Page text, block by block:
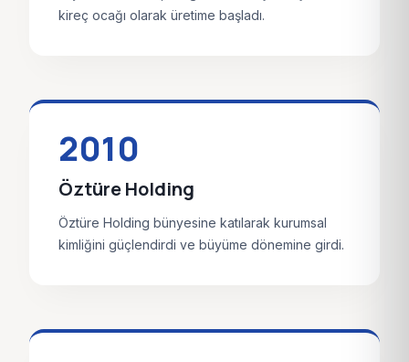
kireç ocağı olarak üretime başladı.
2010
Öztüre Holding
Öztüre Holding bünyesine katılarak kurumsal
kimliğini güçlendirdi ve büyüme dönemine girdi.